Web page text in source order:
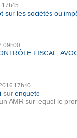
17h45
sur les sociétés ou
09h00
FISCAL,
17h40
sur enquete
AMR sur lequel le